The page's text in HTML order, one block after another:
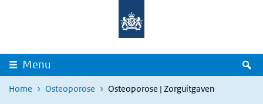
Overslaan en naar de inhoud gaan
Menu
Home Osteoporose Osteoporose | Zorguitgaven